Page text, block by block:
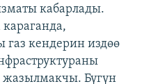
кабарлады.
кендерин издөө
жазылмакчы. Бүгүн